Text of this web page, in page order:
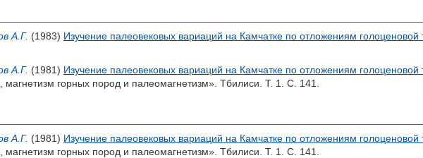
А.Г. (1983) Изучение палеовековых вариаций на Камчатке по отложениям
А.Г. (1981) Изучение палеовековых вариаций на Камчатке по отложениям
магнетизм горных пород и палеомагнетизм». Тбилиси. Т. 1. С. 141.
А.Г. (1981) Изучение палеовековых вариаций на Камчатке по отложениям
магнетизм горных пород и палеомагнетизм». Тбилиси. Т. 1. С. 141.